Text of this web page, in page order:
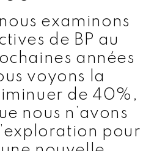
examinons
de BP au
années
voyons la
de 40%,
nous n’avons
pour